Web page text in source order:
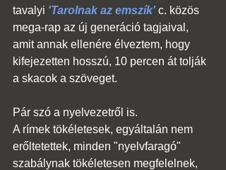
tavalyi 'Tarolnak az emszík' c. közös
mega-rap az új generáció tagjaival,
amit annak ellenére élveztem, hogy
kifejezetten hosszú, 10 percen át tolják
a skacok a szöveget.
Pár szó a nyelvezetről is.
A rímek tökéletesek, egyáltalán nem
erőltetettek, minden "nyelvfaragó"
szabálynak tökéletesen megfelelnek,